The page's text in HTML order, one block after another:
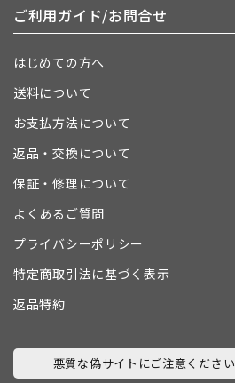
ご利用ガイド/お問合せ
はじめての方へ
送料について
お支払方法について
返品・交換について
保証・修理について
よくあるご質問
プライバシーポリシー
特定商取引法に基づく表示
返品特約
悪質な偽サイトにご注意ください